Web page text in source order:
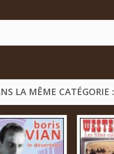
LA MÊME CATÉGORIE :